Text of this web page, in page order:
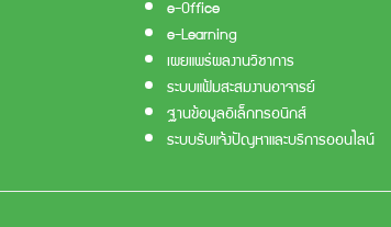
e-Office
e-Learning
เผยแพร่ผลงานวิชาการ
ระบบแฟ้มสะสมงานอาจารย์
ฐานข้อมูลอิเล็กทรอนิกส์
ระบบรับแจ้งปัญหาและบริการออนไลน์